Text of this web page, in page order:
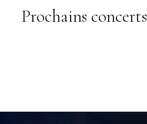
Prochains concerts